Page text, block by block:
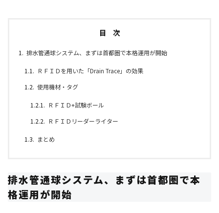
目 次
排水管通球システム、まずは首都圏で本格運用が開始
ＲＦＩＤを用いた「Drain Trace」の効果
使用機材・タグ
ＲＦＩＤ+試験ボール
ＲＦＩＤリーダーライター
まとめ
排水管通球システム、まずは首都圏で本
格運用が開始